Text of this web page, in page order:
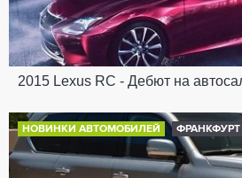
2015 Lexus RC - Дебют на
НОВИНКИ АВТОМОБИЛЕЙ ФРАНКФУРТ